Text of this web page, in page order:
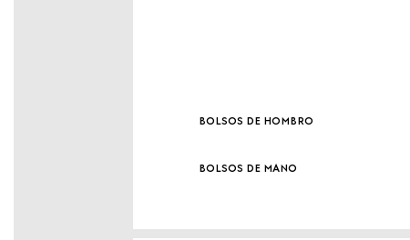
bolsos de hombro
bolsos de mano